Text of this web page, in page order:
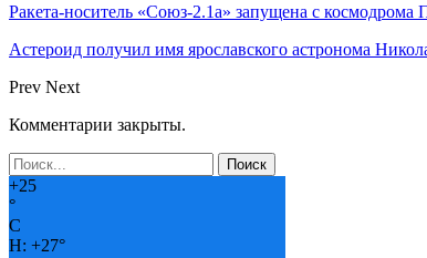
Ракета-носитель «Союз-2.1а» запущена с космодрома
Астероид получил имя ярославского астронома
Prev Next
Комментарии закрыты.
+25
°
C
H: +27°